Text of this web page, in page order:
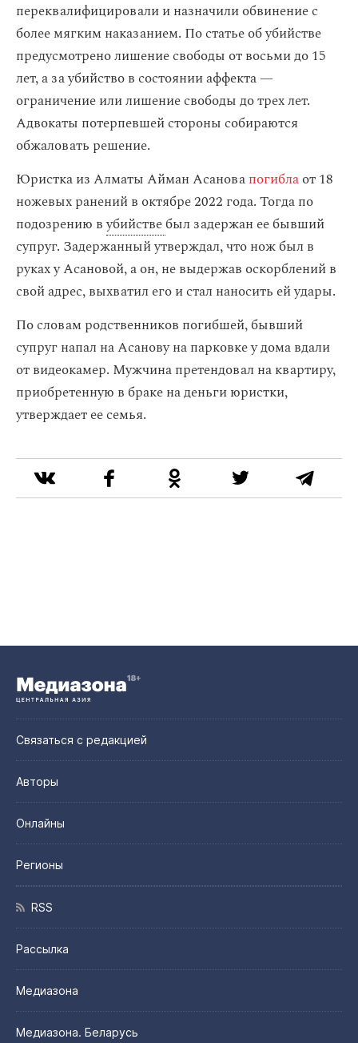
переквалифицировали и назначили обвинение с
более мягким наказанием. По статье об убийстве
предусмотрено лишение свободы от восьми до 15
лет, а за убийство в состоянии аффекта —
ограничение или лишение свободы до трех лет.
Адвокаты потерпевшей стороны собираются
обжаловать решение.
Юристка из Алматы Айман Асановапогиблаот 18
ножевых ранений в октябре 2022 года. Тогда по
подозрению вубийствебыл задержан ее бывший
супруг. Задержанный утверждал, что нож был в
руках у Асановой, а он, не выдержав оскорблений в
свой адрес, выхватил его и стал наносить ей удары.
По словам родственников погибшей, бывший
супруг напал на Асанову на парковке у дома вдали
от видеокамер. Мужчина претендовал на квартиру,
приобретенную в браке на деньги юристки,
утверждает ее семья.
Связаться с редакцией
Авторы
Онлайны
Регионы
RSS
Рассылка
Медиазона
Медиазона. Беларусь